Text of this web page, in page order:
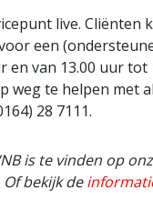
live.
een
en van 13.00 uur
weg te helpen met
28 7111.
is te vinden op
bekijk de